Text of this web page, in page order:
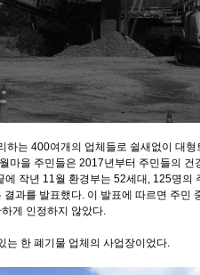
하는 400여개의 업체들로 쉴새없이 대
마을 주민들은 2017년부터 주민들의
에 작년 11월 환경부는 52세대, 125명의
과를 발표했다. 이 발표에 따르면 주민
게 인정하지 않았다.
는 한 폐기물 업체의 사업장이었다.